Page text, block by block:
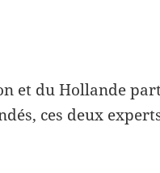
et du Hollande
ces deux